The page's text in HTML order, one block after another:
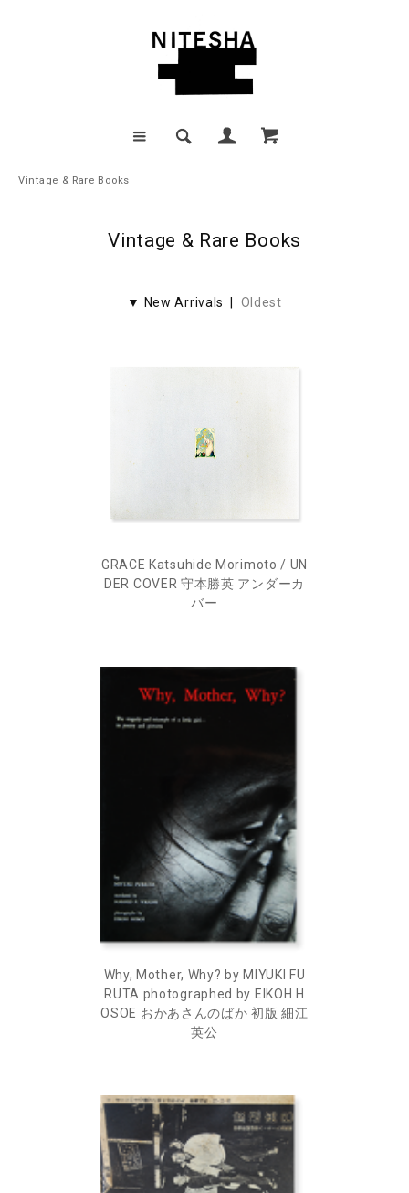
Vintage & Rare Books
Vintage & Rare Books
▼ New Arrivals | Oldest
GRACE Katsuhide Morimoto / UN
DER COVER 守本勝英 アンダーカ
バー
Why, Mother, Why? by MIYUKI FU
RUTA photographed by EIKOH H
OSOE おかあさんのばか 初版 細江
英公